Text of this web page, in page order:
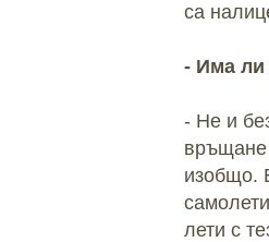
са
- Има ли
- Не и
връщане
изобщо.
лети с